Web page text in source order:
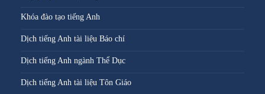
Khóa đào tạo tiếng Anh
Dịch tiếng Anh tài liệu Báo chí
Dịch tiếng Anh ngành Thể Dục
Dịch tiếng Anh tài liệu Tôn Giáo